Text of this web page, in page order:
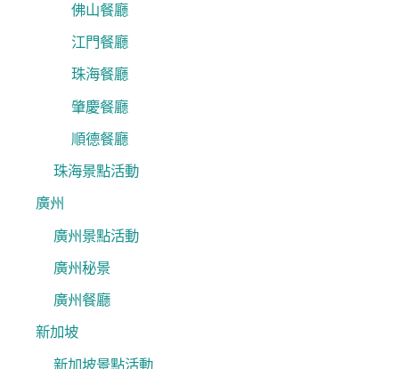
佛山餐廳
江門餐廳
珠海餐廳
肇慶餐廳
順德餐廳
珠海景點活動
廣州
廣州景點活動
廣州秘景
廣州餐廳
新加坡
新加坡景點活動